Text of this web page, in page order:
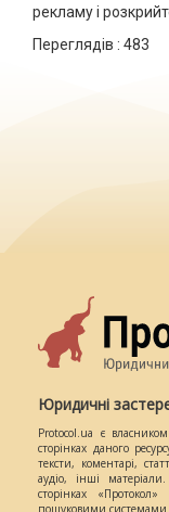
рекламу і
Переглядів : 483
Юридичні
Protocol.ua є
сторінках даного
тексти, коментарі,
аудіо, інші
сторінках «Протокол»
пошуковими системами